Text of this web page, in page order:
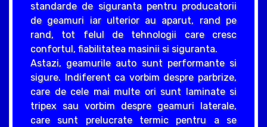
standarde de siguranta pentru producatorii
de geamuri iar ulterior au aparut, rand pe
rand, tot felul de tehnologii care cresc
confortul, fiabilitatea masinii si siguranta.
Astazi, geamurile auto sunt performante si
sigure. Indiferent ca vorbim despre parbrize,
care de cele mai multe ori sunt laminate si
tripex sau vorbim despre geamuri laterale,
care sunt prelucrate termic pentru a se